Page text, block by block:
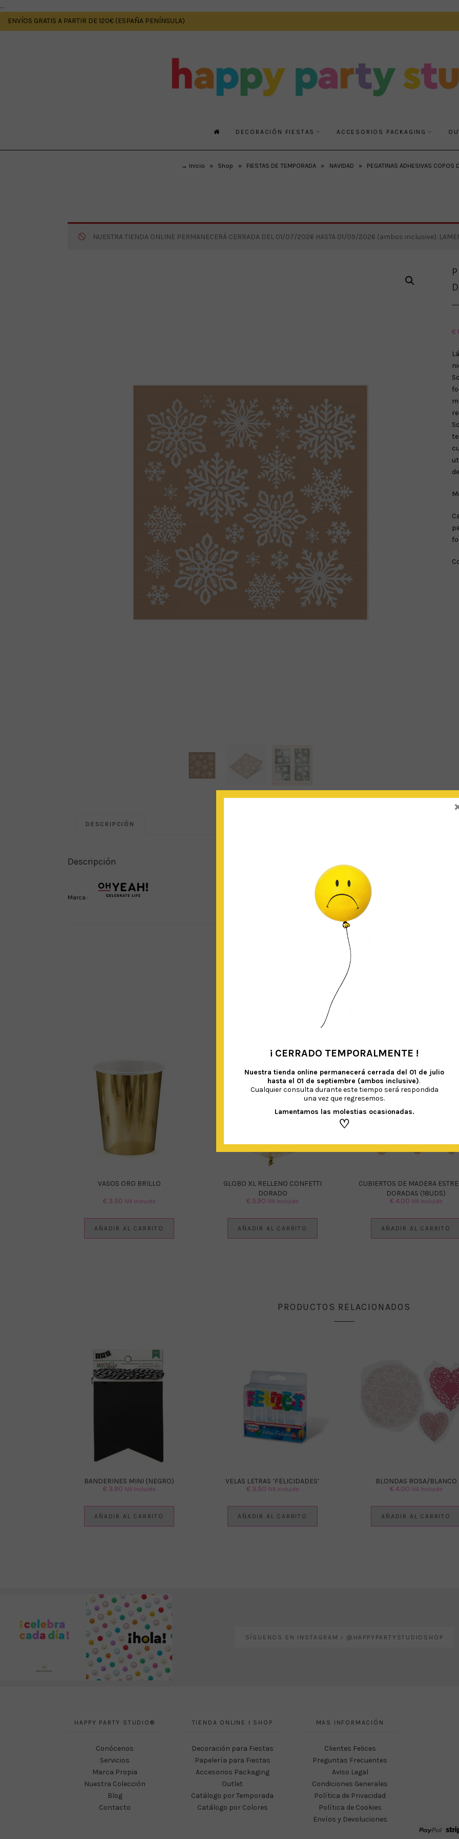
....
ENVÍOS GRATIS A PARTIR DE 120€ (ESPAÑA PENÍNSULA)
DECORACIÓN FIESTAS ACCESORIOS PACKAGING
→ Inicio » Shop » FIESTAS DE TEMPORADA » NAVIDAD » PEGATINAS ADHESIVAS COPOS
NUESTRA TIENDA ONLINE PERMANECERÁ CERRADA DEL 01/07/2026 HASTA 01/09/2026 (ambos inclusive).
€
DESCRIPCIÓN
Descripción
Marca :
TAMBIÉN TE RECOMENDAMOS…
VASOS ORO BRILLO
€3.50 IVA Incluido
AÑADIR AL CARRITO
GLOBO XL RELLENO CONFETTI
DORADO
€ 5.90 IVA Incluido
AÑADIR AL CARRITO
CUBIERTOS DE MADERA
DORADAS (18UDS)
€4.00 IVA Incluido
AÑADIR AL CARRITO
PRODUCTOS RELACIONADOS
BANDERINES MINI (NEGRO)
€3.90 IVA Incluido
AÑADIR AL CARRITO
VELAS LETRAS ‘FELICIDADES’
€3.50 IVA Incluido
AÑADIR AL CARRITO
BLONDAS ROSA/BLANCO
€4.00 IVA Incluido
AÑADIR AL CARRITO
SÍGUENOS EN INSTAGRAM › @HAPPYPARTYSTUDIOSHOP
HAPPY PARTY STUDIO®
Conócenos
Servicios
Marca Propia
Nuestra Colección
Blog
Contacto
TIENDA ONLINE I SHOP
Decoración para Fiestas
Papelería para Fiestas
Accesorios Packaging
Outlet
Catálogo por Temporada
Catálogo por Colores
MAS INFORMACIÓN
Clientes Felices
Preguntas Frecuentes
Aviso Legal
Condiciones Generales
Política de Privacidad
Política de Cookies
Envíos y Devoluciones
¡ CERRADO TEMPORALMENTE !
Nuestra tienda online permanecerá cerrada del 01 de julio
hasta el 01 de septiembre (ambos inclusive).
Cualquier consulta durante este tiempo será respondida
una vez que regresemos.
Lamentamos las molestias ocasionadas.
♡